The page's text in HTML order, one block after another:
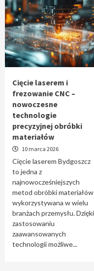
4
Czy
geodety w
5
Tworzenie
powstają
Cięcie laserem i
frezowanie CNC –
nowoczesne
technologie
precyzyjnej obróbki
materiałów
10 marca 2026
Cięcie laserem Bydgoszcz
to jedna z
najnowocześniejszych
metod obróbki materiałów
wykorzystywana w wielu
branżach przemysłu. Dzięki
zastosowaniu
zaawansowanych
technologii możliwe...